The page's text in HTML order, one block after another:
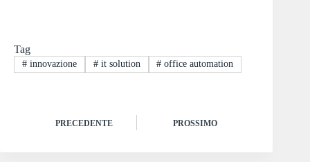
Tag
#innovazione #it solution # office automation
PRECEDENTE PROSSIMO